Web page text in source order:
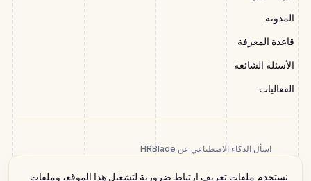
المدونة
قاعدة المعرفة
الأسئلة الشائعة
الفعاليات
اسأل الذكاء الاصطناعي عن HRBlade
نستخدم ملفات تعريف ارتباط ضرورية لتشغيل هذا الموقع، وملفات